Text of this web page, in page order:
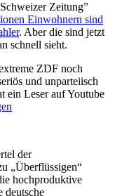
Zeitung”
Einwohnern sind
. Aber die sind jetzt
schnell sieht.
ZDF noch
und unparteiisch
ein Leser auf Youtube
der
„Überflüssigen“
hochproduktive
deutsche